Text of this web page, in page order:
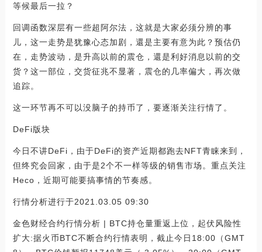
等候最后一拉？
回调函数深层有一些超阿尔法，这就是大家必须分辨的事
儿，这一走势是犹豫心态加剧，還是主要有意为此？预估仍
在，走势波动，是升高以前的震仓，還是利好消息以前的交
货？这一部位，交货征兆不显著，震仓的几率偏大，再次做
追踪。
这一环节再不可以没脑子的持币了，要逐渐关注行情了。
DeFi版块
今日不讲DeFi，由于DeFi的资产近期都跑去NFT青睐来到，
但终究会回家，由于是2个不一样等级的销售市场。重点关注
Heco，近期可能要搞事情的节奏感。
行情分析进行于2021.03.05 09:30
金色财经合约行情分析 | BTC持仓量重返上位，起伏风险性
扩大:据火币BTC不断合约行情表明，截止今日18:00（GMT